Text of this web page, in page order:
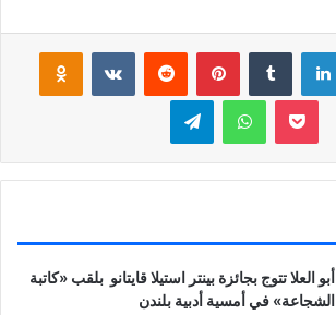
لينكدإن بينتيريست
بوكيت واتساب تيلقرام
أبو العلا تتوج بجائزة بينتر استيلا قايتانو بلقب «كاتبة
الشجاعة» في أمسية أدبية بلندن